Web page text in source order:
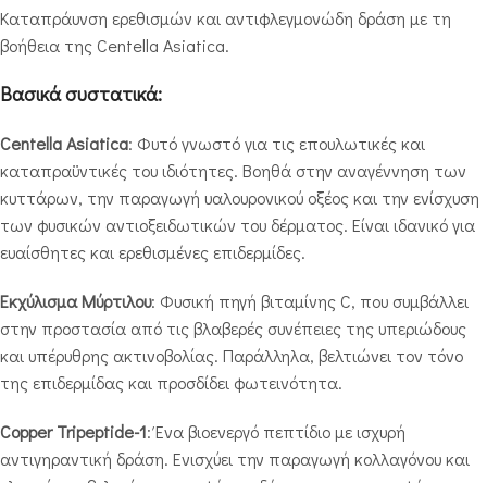
Καταπράυνση ερεθισμών και αντιφλεγμονώδη δράση με τη
βοήθεια της Centella Asiatica.
Βασικά συστατικά:
Centella Asiatica: Φυτό γνωστό για τις επουλωτικές και
καταπραϋντικές του ιδιότητες. Βοηθά στην αναγέννηση των
κυττάρων, την παραγωγή υαλουρονικού οξέος και την ενίσχυση
των φυσικών αντιοξειδωτικών του δέρματος. Είναι ιδανικό για
ευαίσθητες και ερεθισμένες επιδερμίδες.
Εκχύλισμα Μύρτιλου: Φυσική πηγή βιταμίνης C, που συμβάλλει
στην προστασία από τις βλαβερές συνέπειες της υπεριώδους
και υπέρυθρης ακτινοβολίας. Παράλληλα, βελτιώνει τον τόνο
της επιδερμίδας και προσδίδει φωτεινότητα.
Copper Tripeptide-1: Ένα βιοενεργό πεπτίδιο με ισχυρή
αντιγηραντική δράση. Ενισχύει την παραγωγή κολλαγόνου και